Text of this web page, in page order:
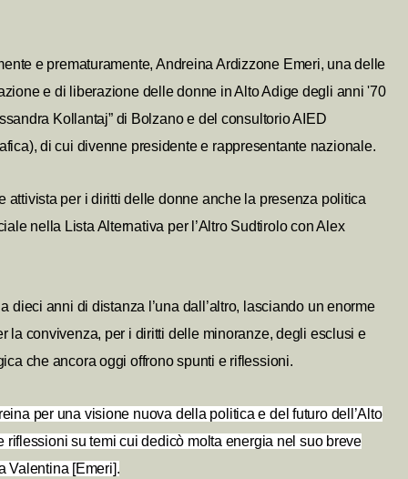
e prematuramente, Andreina Ardizzone Emeri, una delle
e di liberazione delle donne in Alto Adige degli anni '70
Kollantaj” di Bolzano e del consultorio AIED
di cui divenne presidente e rappresentante nazionale.
attivista per i diritti delle donne anche la presenza politica
nella Lista Alternativa per l’Altro Sudtirolo con Alex
dieci anni di distanza l’una dall’altro, lasciando un enorme
la convivenza, per i diritti delle minoranze, degli esclusi e
che ancora oggi offrono spunti e riflessioni.
per una visione nuova della politica e del futuro dell’Alto
su temi cui dedicò molta energia nel suo breve
Valentina [Emeri].